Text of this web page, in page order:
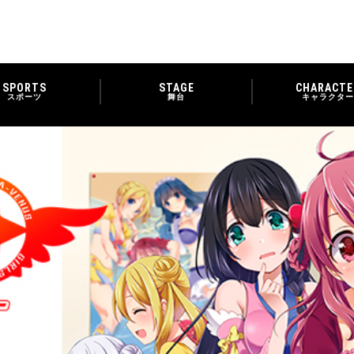
SPORTS
スポーツ
STAGE
舞台 キャラクター